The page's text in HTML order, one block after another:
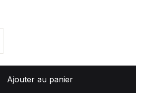
Ajouter au panier